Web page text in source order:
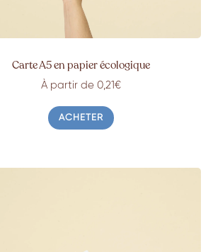
Carte A5 en papier écologique
À partir de 0,21€
ACHETER